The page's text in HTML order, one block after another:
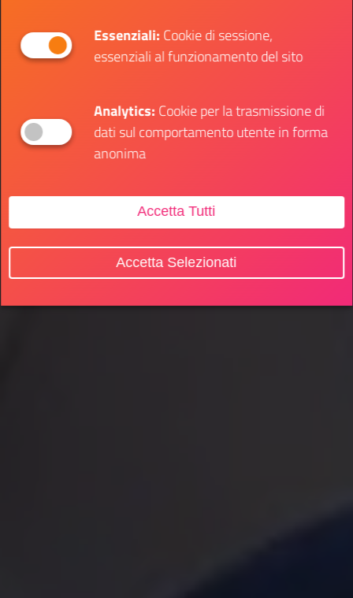
Essenziali:Cookie di sessione,
essenziali al funzionamento del sito
Analytics:Cookie per la trasmissione di
dati sul comportamento utente in forma
anonima
Accetta Tutti
Accetta Selezionati